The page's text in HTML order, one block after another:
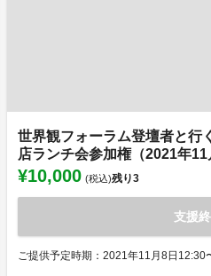
世界観フォーラム登壇者と行
店ランチ会参加権（2021年11
¥10,000 (税込)残り3
支援
ご提供予定時期：2021年11月8日12:30